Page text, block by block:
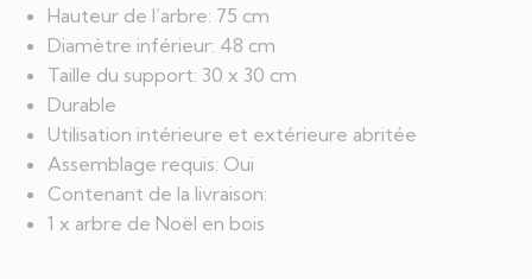
Hauteur de l’arbre: 75 cm
Diamètre inférieur: 48 cm
Taille du support: 30 x 30 cm
Durable
Utilisation intérieure et extérieure abritée
Assemblage requis: Oui
Contenant de la livraison:
1 x arbre de Noël en bois